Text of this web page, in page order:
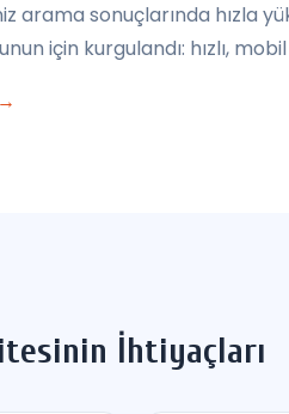
arama sonuçlarında hızla
için kurgulandı: hızlı,
İhtiyaçları